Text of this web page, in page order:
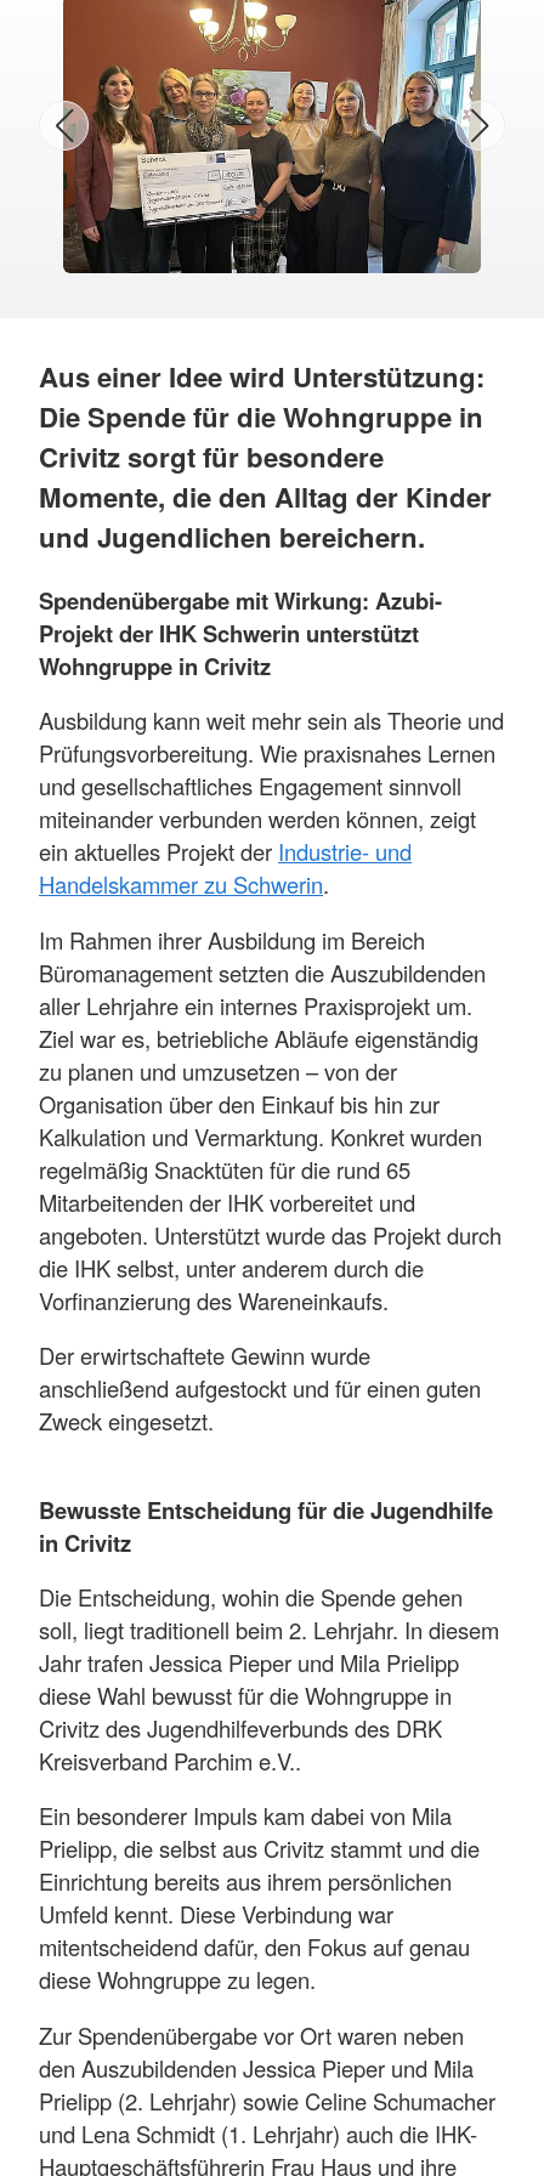
Aus einer Idee wird Unterstützung:
Die Spende für die Wohngruppe in
Crivitz sorgt für besondere
Momente, die den Alltag der Kinder
und Jugendlichen bereichern.
Spendenübergabe mit Wirkung: Azubi-
Projekt der IHK Schwerin unterstützt
Wohngruppe in Crivitz
Ausbildung kann weit mehr sein als Theorie und
Prüfungsvorbereitung. Wie praxisnahes Lernen
und gesellschaftliches Engagement sinnvoll
miteinander verbunden werden können, zeigt
ein aktuelles Projekt der Industrie- und
Handelskammer zu Schwerin.
Im Rahmen ihrer Ausbildung im Bereich
Büromanagement setzten die Auszubildenden
aller Lehrjahre ein internes Praxisprojekt um.
Ziel war es, betriebliche Abläufe eigenständig
zu planen und umzusetzen – von der
Organisation über den Einkauf bis hin zur
Kalkulation und Vermarktung. Konkret wurden
regelmäßig Snacktüten für die rund 65
Mitarbeitenden der IHK vorbereitet und
angeboten. Unterstützt wurde das Projekt durch
die IHK selbst, unter anderem durch die
Vorfinanzierung des Wareneinkaufs.
Der erwirtschaftete Gewinn wurde
anschließend aufgestockt und für einen guten
Zweck eingesetzt.
Bewusste Entscheidung für die Jugendhilfe
in Crivitz
Die Entscheidung, wohin die Spende gehen
soll, liegt traditionell beim 2. Lehrjahr. In diesem
Jahr trafen Jessica Pieper und Mila Prielipp
diese Wahl bewusst für die Wohngruppe in
Crivitz des Jugendhilfeverbunds des DRK
Kreisverband Parchim e.V..
Ein besonderer Impuls kam dabei von Mila
Prielipp, die selbst aus Crivitz stammt und die
Einrichtung bereits aus ihrem persönlichen
Umfeld kennt. Diese Verbindung war
mitentscheidend dafür, den Fokus auf genau
diese Wohngruppe zu legen.
Zur Spendenübergabe vor Ort waren neben
den Auszubildenden Jessica Pieper und Mila
Prielipp (2. Lehrjahr) sowie Celine Schumacher
und Lena Schmidt (1. Lehrjahr) auch die IHK-
Hauptgeschäftsführerin Frau Haus und ihre